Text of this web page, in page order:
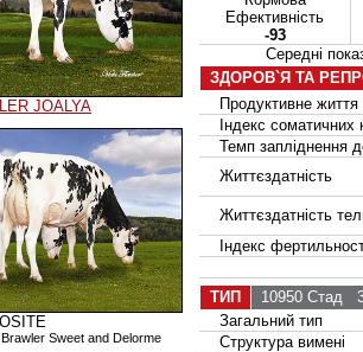
JOALYA
Sweet and Delorme
Ефективність
-93
Середні
ЗДОРОВ`Я ТА
Продуктивне життя
Індекс соматичних
Темп запліднення
Життєздатність
Життєздатність
Індекс
ТИП 10950 Стад
Загальний тип
Структура вимені